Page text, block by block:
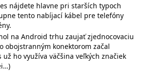
nájdete hlavne pri starších typoch
tento nabíjací kábel pre telefóny
na Android trhu zaujať zjednocovaciu
obojstranným konektorom začal
už ho využíva väčšina veľkých značiek